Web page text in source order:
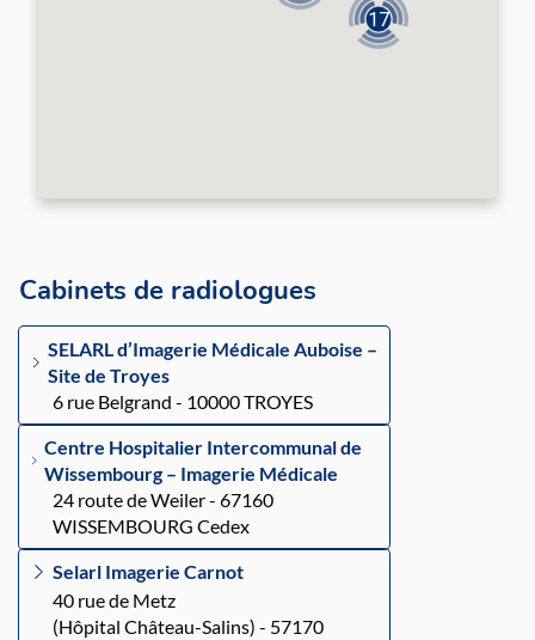
17
Cabinets de radiologues
SELARL d’Imagerie Médicale Auboise –
Site de Troyes
6 rue Belgrand - 10000 TROYES
Centre Hospitalier Intercommunal de
Wissembourg – Imagerie Médicale
24 route de Weiler - 67160
WISSEMBOURG Cedex
Selarl Imagerie Carnot
40 rue de Metz
(Hôpital Château-Salins) - 57170